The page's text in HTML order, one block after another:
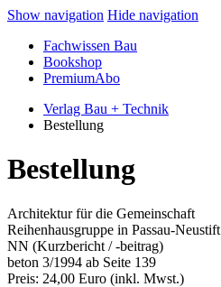
Show navigation Hide navigation
Fachwissen Bau
Bookshop
PremiumAbo
Verlag Bau + Technik
Bestellung
Bestellung
Architektur für die Gemeinschaft
Reihenhausgruppe in Passau-Neustift
NN (Kurzbericht / -beitrag)
beton 3/1994 ab Seite 139
Preis: 24,00 Euro (inkl. Mwst.)